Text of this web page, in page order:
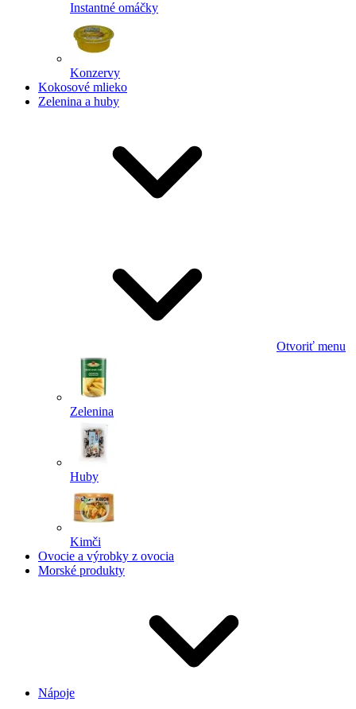
Instantné omáčky
Konzervy
Kokosové mlieko
Zelenina a huby
Otvoriť menu
Zelenina
Huby
Kimči
Ovocie a výrobky z ovocia
Morské produkty
Nápoje